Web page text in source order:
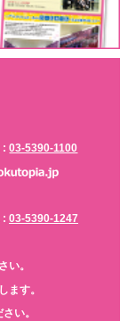
:03-5390-1100
: 03-5390-1247
い。
ます。
い。